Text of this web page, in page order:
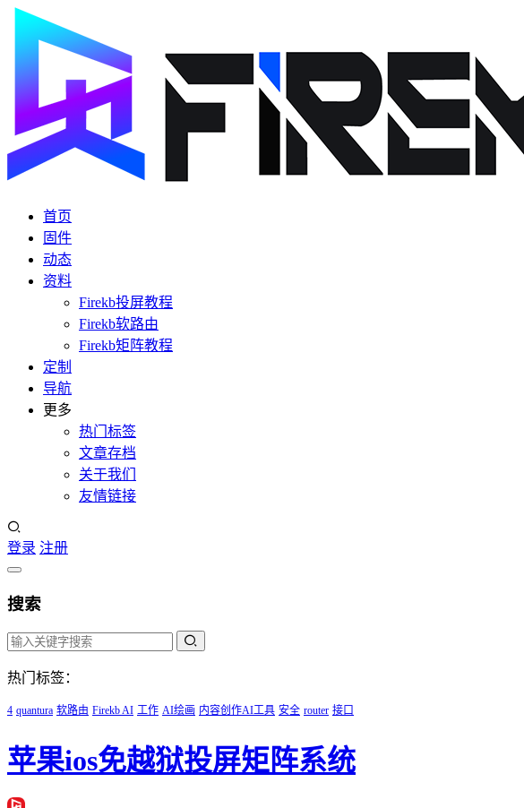
首页
固件
动态
资料
Firekb投屏教程
Firekb软路由
Firekb矩阵教程
定制
导航
更多
热门标签
文章存档
关于我们
友情链接
登录 注册
搜索
热门标签：
4 quantura 软路由 Firekb AI 工作 AI绘画 内容创作AI工具 安全 router 接口
苹果ios免越狱投屏矩阵系统